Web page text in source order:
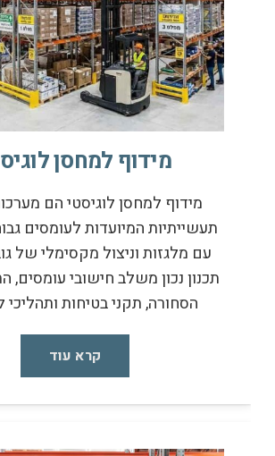
מידוף למחסן
מידוף למחסן לוגיסטי הם
תעשייתיות המיועדות לעומסים
עם מלגזות וניצול מקסימלי של
תכנון נכון משלב חישובי עומסים,
הסחורה, תקני בטיחות ותהליכי
קרא עוד